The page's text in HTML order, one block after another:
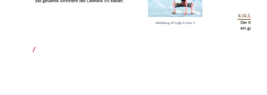
/